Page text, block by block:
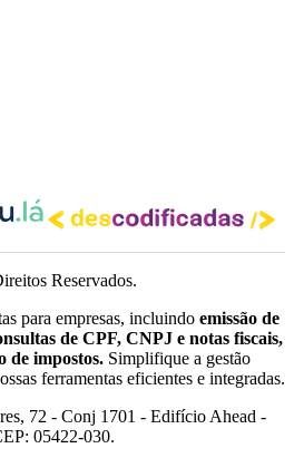
Reservados.
para empresas, incluindo emissão de
de CPF, CNPJ e notas fiscais,
de impostos. Simplifique a gestão
ferramentas eficientes e integradas.
72 - Conj 1701 - Edifício Ahead -
05422-030.